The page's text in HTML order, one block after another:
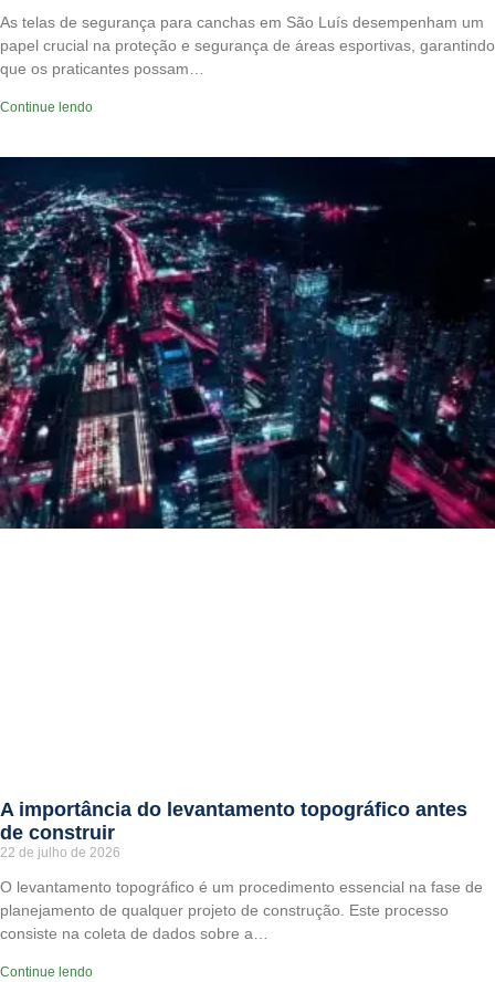
As telas de segurança para canchas em São Luís desempenham um
papel crucial na proteção e segurança de áreas esportivas, garantindo
que os praticantes possam…
Continue lendo
A importância do levantamento topográfico antes
de construir
22 de julho de 2026
O levantamento topográfico é um procedimento essencial na fase de
planejamento de qualquer projeto de construção. Este processo
consiste na coleta de dados sobre a…
Continue lendo